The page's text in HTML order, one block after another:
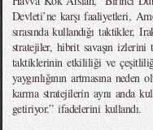
Devleti’ne karşı faaliyetleri,
sırasında kullandığı taktikler,
stratejiler, hibrit savaşın izlerini
taktiklerinin etkililiği ve
yaygınlığının artmasına
karma stratejilerin aynı anda
getiriyor.” ifadelerini kullandı.